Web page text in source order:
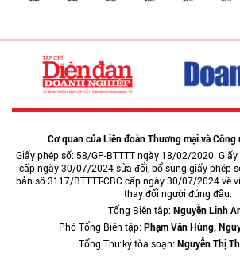
Cơ quan của Liên đoàn Thương mại và Công
Giấy phép số: 58/GP-BTTTT ngày 18/02/2020.
cấp ngày 30/07/2024 sửa đổi, bổ sung giấy phép
bản số 3117/BTTTT-CBC cấp ngày 30/07/2024 về
thay đổi người đứng đầu.
Tổng Biên tập:Nguyễn Linh
Phó Tổng Biên tập:Phạm Văn Hùng,
Tổng Thư ký tòa soạn:Nguyễn Thị